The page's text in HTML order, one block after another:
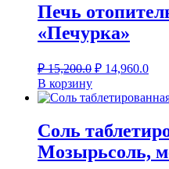
Печь
«Печурка»
₽15,200.0
составляла
₽ 14,960.0
₽
В корзину
Соль
Мозырьсоль,